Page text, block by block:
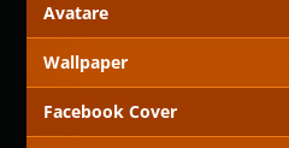
Avatare
Wallpaper
Facebook Cover